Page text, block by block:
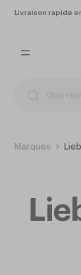
Livraison rapide
Marques